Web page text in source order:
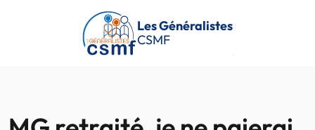
Passer au contenu principal
Les Généralistes
CSMF